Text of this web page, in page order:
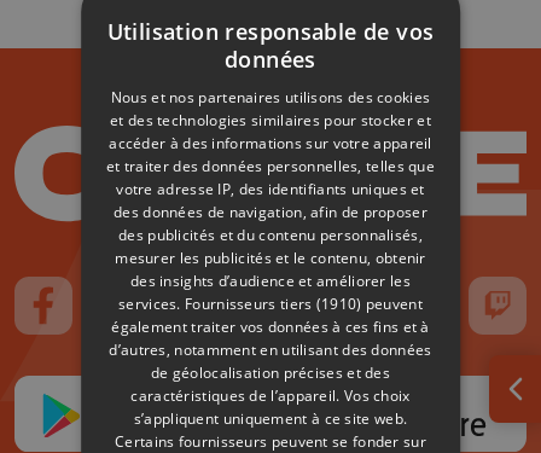
Suivez-nous sur FaceBook
Suivez-nous sur Instagram
Suivez-nous sur TikTok
Suivez-nous sur YouTube
Suivez-nous
Utilisation responsable de vos
données
Nous et nos partenaires utilisons des cookies
et des technologies similaires pour stocker et
accéder à des informations sur votre appareil
et traiter des données personnelles, telles que
votre adresse IP, des identifiants uniques et
des données de navigation, afin de proposer
des publicités et du contenu personnalisés,
mesurer les publicités et le contenu, obtenir
des insights d’audience et améliorer les
services. Fournisseurs tiers (1910) peuvent
également traiter vos données à ces fins et à
d’autres, notamment en utilisant des données
de géolocalisation précises et des
caractéristiques de l’appareil. Vos choix
s’appliquent uniquement à ce site web.
Certains fournisseurs peuvent se fonder sur